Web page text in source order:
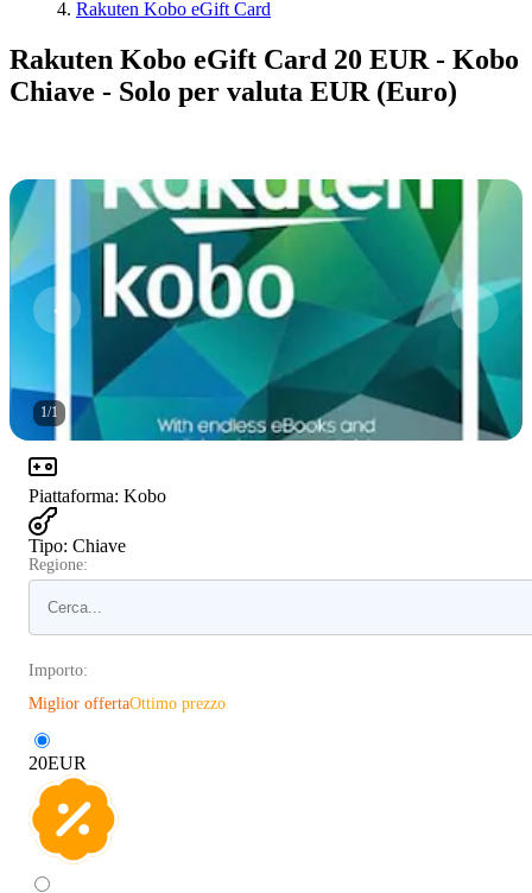
Rakuten Kobo eGift Card
Rakuten Kobo eGift Card 20 EUR - Kobo
Chiave - Solo per valuta EUR (Euro)
1/1
Piattaforma: Kobo
Tipo: Chiave
Regione:
Importo:
Miglior offertaOttimo prezzo
20EUR